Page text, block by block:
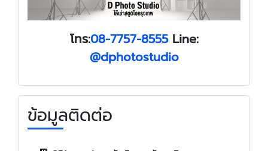
โทร:08-7757-8555 Line:
@dphotostudio
ข้อมูลติดต่อ